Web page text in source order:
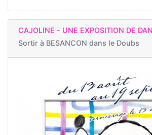
CAJOLINE - UNE EXPOSITION DE
Sortir à BESANCON dans le Doubs